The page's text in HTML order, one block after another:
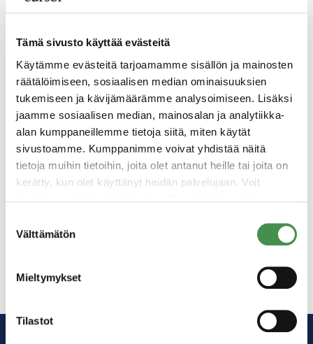
Tämä sivusto käyttää evästeitä
Käytämme evästeitä tarjoamamme sisällön ja mainosten
räätälöimiseen, sosiaalisen median ominaisuuksien
tukemiseen ja kävijämäärämme analysoimiseen. Lisäksi
jaamme sosiaalisen median, mainosalan ja analytiikka-
alan kumppaneillemme tietoja siitä, miten käytät
sivustoamme. Kumppanimme voivat yhdistää näitä
tietoja muihin tietoihin, joita olet antanut heille tai joita on
kerätty, kun olet käyttänyt heidän palvelujaan. Voit
valinta
Välttämätön
Mieltymykset
Tilastot
8.11.2021
Suomen asema akkuklusterimarkkinoilla
vahvistuu - Kotkan tehtaalle kansainvälinen
kumppani